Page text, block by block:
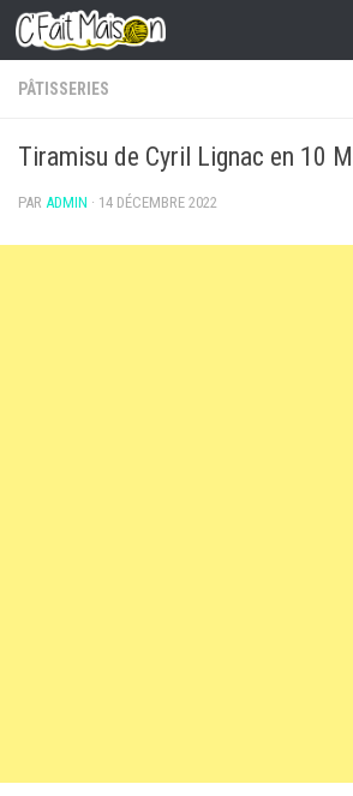
Skip to content
PÂTISSERIES
Tiramisu de Cyril Lignac en 10
PAR ADMIN · 14 DÉCEMBRE 2022